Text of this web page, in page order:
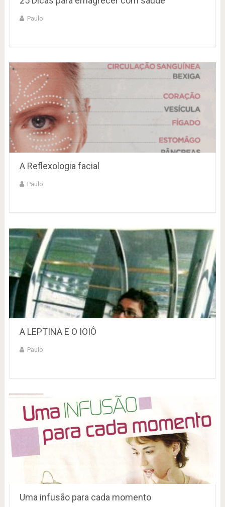
Paulo
A Reflexologia facial
Paulo
A LEPTINA E O IOIÔ
Paulo
Uma infusão para cada momento